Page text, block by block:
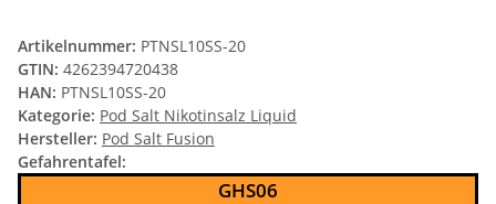
Artikelnummer: PTNSL10SS-20
GTIN: 4262394720438
HAN: PTNSL10SS-20
Kategorie: Pod Salt Nikotinsalz Liquid
Hersteller: Pod Salt Fusion
Gefahrentafel:
GHS06